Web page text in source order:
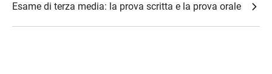
Esame di terza media: la prova scritta e la prova orale